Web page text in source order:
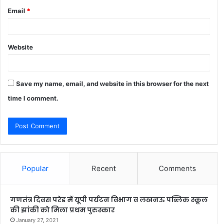
Email *
Website
Save my name, email, and website in this browser for the next
time I comment.
Popular Recent Comments
गणतंत्र दिवस परेड में यूपी पर्यटन विभाग व लखनऊ पब्लिक स्कूल
की झांकी को मिला प्रथम पुरुस्कार
January 27, 2021